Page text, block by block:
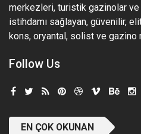
merkezleri, turistik gazinolar
istihdamı sağlayan, güvenilir,
kons, oryantal, solist ve gazino
Follow Us
EN ÇOK OKUNAN